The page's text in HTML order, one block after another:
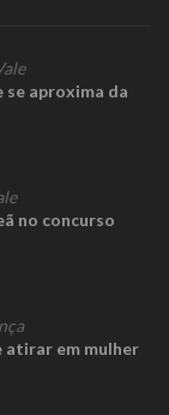
se aproxima da
no concurso
atirar em mulher